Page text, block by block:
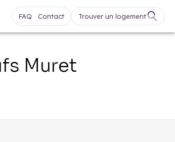
FAQ Contact Trouver un logement
Muret